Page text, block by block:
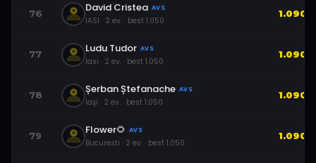
76 David Cristea AVS
IASI · 2 ev. · best 1.050
1.090
77 Ludu Tudor AVS
Iasi · 2 ev. · best 1.050
1.090
78 Șerban Ștefanache AVS
Iaşi · 2 ev. · best 1.050
1.090
79 Flower🌻 AVS
Bucuresti · 2 ev. · best 1.050
1.090